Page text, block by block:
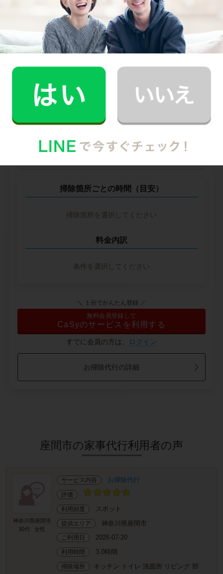
他社との比較
業界大手B社
--
中堅CH社
--円
掃除箇所ごとの時間（目安）
掃除箇所を選択してください
料金内訳
条件を選択してください
＼ １分でかんたん登録 ／
無料会員登録して
CaSyのサービスを利用する
すでに会員の方は、 ログイン
お掃除代行の詳細
座間市の家事代行利用者の声
神奈川県座間市
30代
女性
サービス内容 お掃除代行
評価
利用頻度 スポット
提供エリア 神奈川県座間市
ご利用日 2026-07-20
利用時間 3.0時間
掃除場所
キッチン トイレ 洗面所 リビング 部